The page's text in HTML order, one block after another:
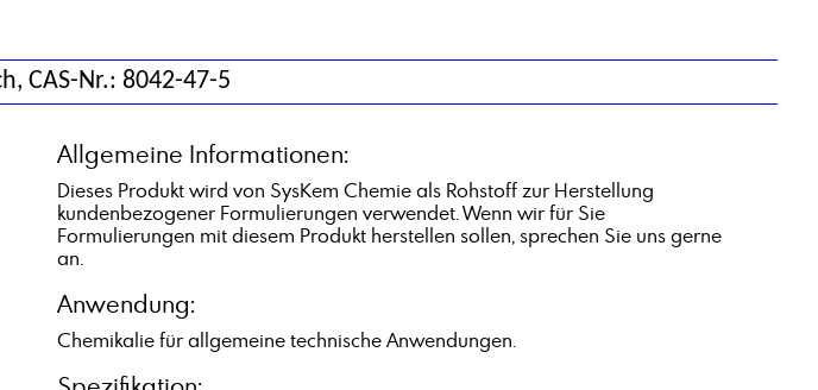
CAS-Nr.: 8042-47-5
Allgemeine Informationen:
Dieses Produkt wird von SysKem Chemie als Rohstoff zur Herstellung
kundenbezogener Formulierungen verwendet. Wenn wir für Sie
Formulierungen mit diesem Produkt herstellen sollen, sprechen Sie uns gerne
an.
Anwendung:
Chemikalie für allgemeine technische Anwendungen.